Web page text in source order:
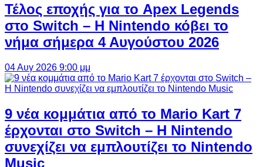
Τέλος εποχής για το Apex Legends
στο Switch – Η Nintendo κόβει το
νήμα σήμερα 4 Αυγούστου 2026
04 Αυγ 2026 9:00 μμ
9 νέα κομμάτια από το Mario Kart 7
έρχονται στο Switch – Η Nintendo
συνεχίζει να εμπλουτίζει το Nintendo
Music